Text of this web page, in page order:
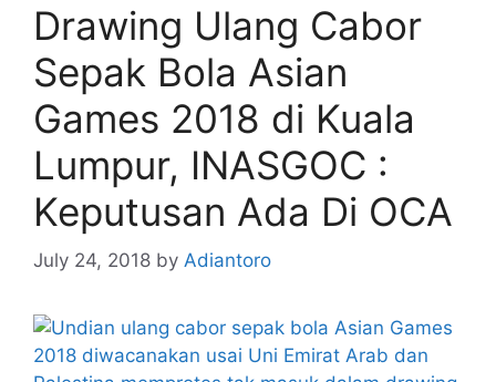
Drawing Ulang Cabor
Sepak Bola Asian
Games 2018 di Kuala
Lumpur, INASGOC :
Keputusan Ada Di OCA
July 24, 2018 by Adiantoro